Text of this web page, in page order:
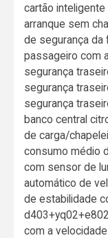
cartão
arranque sem
de segurança da
passageiro com
segurança
segurança
segurança
banco central
de carga/
consumo médio
com sensor de
automático de
de estabilidade
com a